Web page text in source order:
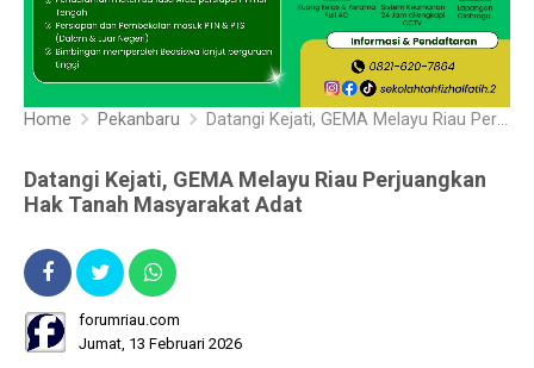
Home Pekanbaru Datangi Kejati, GEMA Melayu Riau Perjuangkan Hak Tanah Masyarakat Adat
Datangi Kejati, GEMA Melayu Riau Perjuangkan
Hak Tanah Masyarakat Adat
forumriau.com
Jumat, 13 Februari 2026